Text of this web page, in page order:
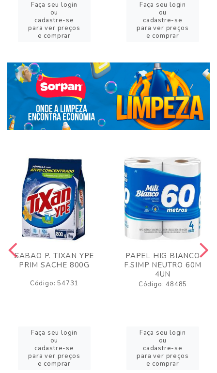
Faça seu login
ou
cadastre-se
para ver preços
e comprar
Faça seu login
ou
cadastre-se
para ver preços
e comprar
SABAO P. TIXAN YPE
PRIM SACHE 800G
Código: 54731
Faça seu login
ou
cadastre-se
para ver preços
e comprar
PAPEL HIG BIANCO
F.SIMP NEUTRO 60M
4UN
Código: 48485
Faça seu login
ou
cadastre-se
para ver preços
e comprar